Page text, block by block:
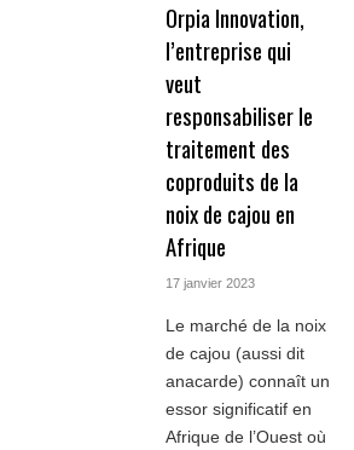
Orpia Innovation,
l’entreprise qui
veut
responsabiliser le
traitement des
coproduits de la
noix de cajou en
Afrique
17 janvier 2023
Le marché de la noix
de cajou (aussi dit
anacarde) connaît un
essor significatif en
Afrique de l’Ouest où